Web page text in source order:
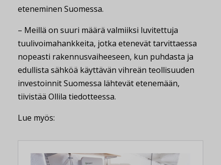
eteneminen Suomessa.
– Meillä on suuri määrä valmiiksi luvitettuja
tuulivoimahankkeita, jotka etenevät tarvittaessa
nopeasti rakennusvaiheeseen, kun puhdasta ja
edullista sähköä käyttävän vihreän teollisuuden
investoinnit Suomessa lähtevät etenemään,
tiivistää Ollila tiedotteessa.
Lue myös: